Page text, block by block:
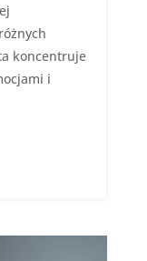
koncentruje
i